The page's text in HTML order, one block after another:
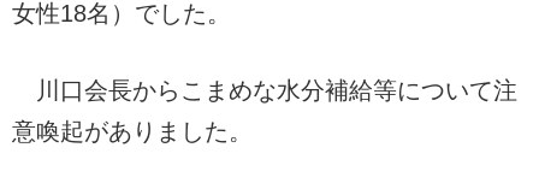
女性18名）でした。
川口会長からこまめな水分補給等について注
意喚起がありました。